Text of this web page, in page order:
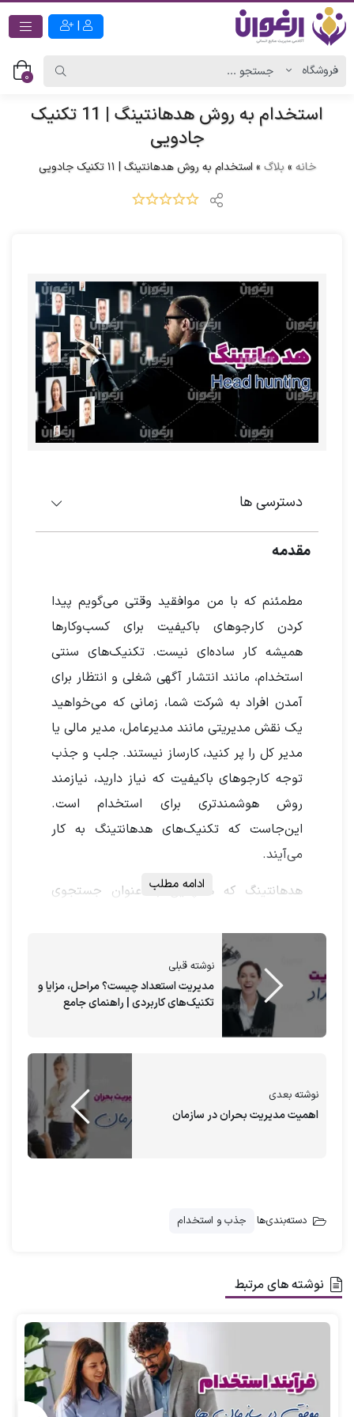
|
0
استخدام به روش هدهانتینگ | 11 تکنیک
جادویی
خانه »بلاگ »استخدام به روش هدهانتینگ | 11 تکنیک جادویی
دسترسی ها
مقدمه
مطمئنم که با من موافقید وقتی می‌گویم پیدا
کردن کارجوهای باکیفیت برای کسب‌وکارها
همیشه کار ساده‌ای نیست. تکنیک‌های سنتی
استخدام، مانند انتشار آگهی شغلی و انتظار برای
آمدن افراد به شرکت شما، زمانی که می‌خواهید
یک نقش مدیریتی مانند مدیرعامل، مدیر مالی یا
مدیر کل را پر کنید، کارساز نیستند. جلب و جذب
توجه کارجوهای باکیفیت که نیاز دارید، نیازمند
روش هوشمندتری برای استخدام است.
این‌جاست که تکنیک‌های هدهانتینگ به کار
می‌آیند.
هدهانتینگ که همچنین به عنوان جستجوی
تخصصی استخدام است که جذب کارجوهای
جرفه‌ای را به دست شانس نمی‌سپارد. به جای
امید داشتن برای آمدن کارجوی مناسب،
هدهانترها به‌طور فعالانه به دنبال افراد مناسب
برای کسب‌وکار شما می‌گردند. چگونه؟ در این
بهترین مشاور منابع انسانی
11 تکنیک برتر جذب نیرو با روش هدهانتینگ رو
توضیح خواهیم داد.
هدهانتینگ را مثل حرفه‌ای‌ها انجام بده!
ادامه مطلب
نوشته قبلی
مدیریت استعداد چیست؟ مراحل، مزایا و
تکنیک‌های کاربردی | راهنمای جامع
نوشته بعدی
اهمیت مدیریت بحران در سازمان
دسته‌بندی‌ها جذب و استخدام
نوشته های مرتبط